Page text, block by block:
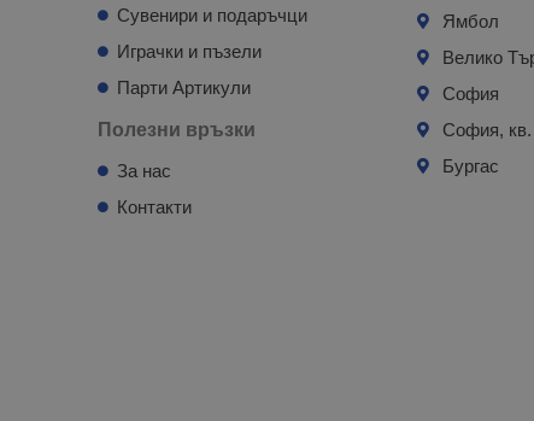
Сувенири и подаръчци
Играчки и пъзели
Парти Артикули
Полезни връзки
За нас
Контакти
Ямбол
Велико
София
София,
Бургас